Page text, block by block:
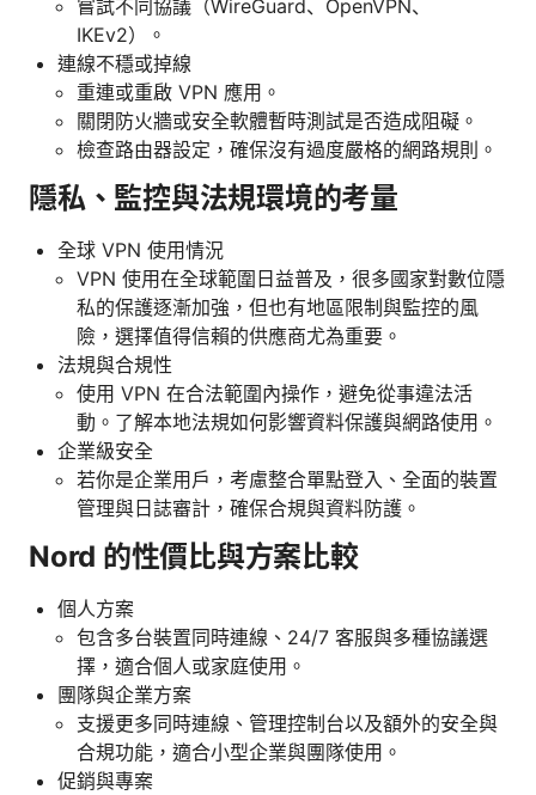
嘗試不同協議（WireGuard、OpenVPN、
IKEv2）。
連線不穩或掉線
重連或重啟 VPN 應用。
關閉防火牆或安全軟體暫時測試是否造成阻礙。
檢查路由器設定，確保沒有過度嚴格的網路規則。
隱私、監控與法規環境的考量
全球 VPN 使用情況
VPN 使用在全球範圍日益普及，很多國家對數位隱
私的保護逐漸加強，但也有地區限制與監控的風
險，選擇值得信賴的供應商尤為重要。
法規與合規性
使用 VPN 在合法範圍內操作，避免從事違法活
動。了解本地法規如何影響資料保護與網路使用。
企業級安全
若你是企業用戶，考慮整合單點登入、全面的裝置
管理與日誌審計，確保合規與資料防護。
Nord 的性價比與方案比較
個人方案
包含多台裝置同時連線、24/7 客服與多種協議選
擇，適合個人或家庭使用。
團隊與企業方案
支援更多同時連線、管理控制台以及額外的安全與
合規功能，適合小型企業與團隊使用。
促銷與專案